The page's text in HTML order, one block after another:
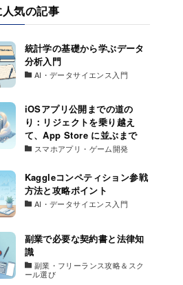
気の記事
統計学の基礎から学ぶデータ
分析入門
AI・データサイエンス入門
iOSアプリ公開までの道の
り：リジェクトを乗り越え
て、App Store に並ぶまで
スマホアプリ・ゲーム開発
Kaggleコンペティション参戦
方法と攻略ポイント
AI・データサイエンス入門
副業で必要な契約書と法律知
識
副業・フリーランス攻略＆スク
ール選び